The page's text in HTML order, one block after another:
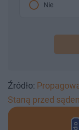
Nie
Źródło:
Staną przed